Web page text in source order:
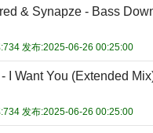
& Synapze - Bass
:734 发布:2025-06-26 00:25:00
I Want You (Extended
:734 发布:2025-06-26 00:25:00